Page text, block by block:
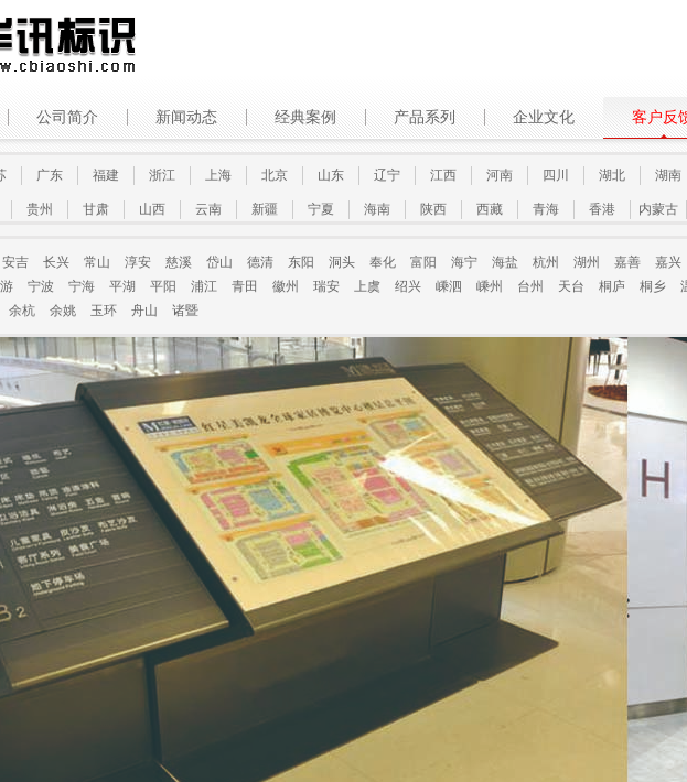
公司简介 新闻动态 经典案例 产品系列 企业文化 客户反
广东 福建 浙江 上海 北京 山东 辽宁 江西 河南 四川 湖北 湖南
贵州 甘肃 山西 云南 新疆 宁夏 海南 陕西 西藏 青海 香港 内蒙古
安吉 长兴 常山 淳安 慈溪 岱山 德清 东阳 洞头 奉化 富阳 海宁 海盐 杭州 湖州 嘉善
嘉兴
宁波 宁海 平湖 平阳 浦江 青田 徽州 瑞安 上虞 绍兴 嵊泗 嵊州 台州 天台 桐庐 桐乡
余杭 余姚 玉环 舟山 诸暨